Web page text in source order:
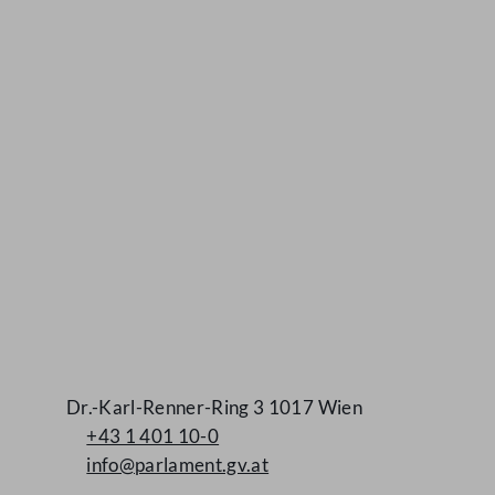
Dr.-Karl-Renner-Ring 3 1017 Wien
+43 1 401 10-0
info@parlament.gv.at